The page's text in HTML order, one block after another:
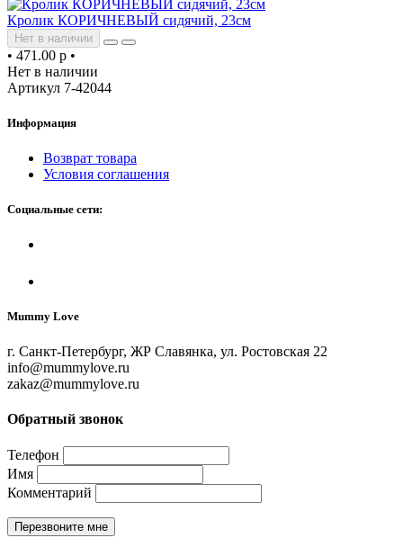
Кролик КОРИЧНЕВЫЙ сидячий, 23cм
Нет в наличии
• 471.00 р •
Нет в наличии
Артикул 7-42044
Информация
Возврат товара
Условия соглашения
Социальные сети:
Mummy Love
г. Санкт-Петербург, ЖР Славянка, ул. Ростовская 22
info@mummylove.ru
zakaz@mummylove.ru
Обратный звонок
Телефон
Имя
Комментарий
Перезвоните мне